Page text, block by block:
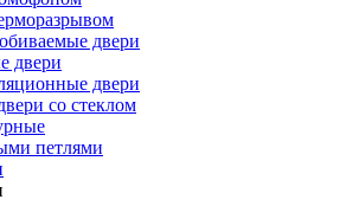
двери
двери
двери
со стеклом
петлями